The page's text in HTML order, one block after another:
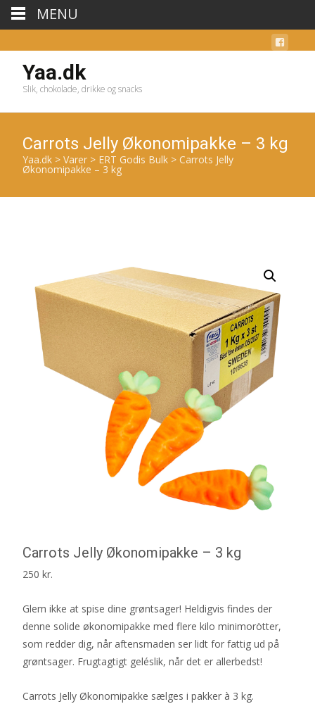
Yaa.dk
Slik, chokolade, drikke og snacks
Carrots Jelly Økonomipakke – 3 kg
Yaa.dk > Varer > ERT Godis Bulk > Carrots Jelly
Økonomipakke – 3 kg
Carrots Jelly Økonomipakke – 3 kg
250 kr.
Glem ikke at spise dine grøntsager! Heldigvis findes der
denne solide økonomipakke med flere kilo minimorötter,
som redder dig, når aftensmaden ser lidt for fattig ud på
grøntsager. Frugtagtigt geléslik, når det er allerbedst!
Carrots Jelly Økonomipakke sælges i pakker à 3 kg.
MENU